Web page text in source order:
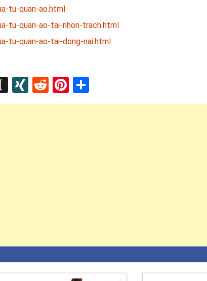
tu-quan-ao.html
tu-quan-ao-tai-nhon-trach.html
tu-quan-ao-tai-dong-nai.html
Instapaper
XINGRedditPinterest